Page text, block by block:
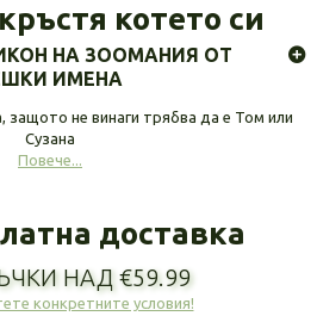
котето си
НА ЗООМАНИЯ ОТ
ИМЕНА
защото не винаги трябва да е Том или
Сузана
Повече...
доставка
НАД €59.99
конкретните условия!